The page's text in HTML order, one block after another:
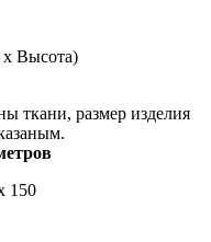
Высота)
ткани, размер изделия
150